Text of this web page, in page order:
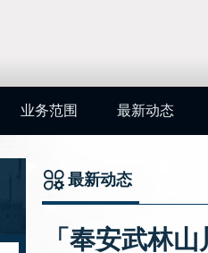
业务范围 最新动态
最新动态
「奉安武林